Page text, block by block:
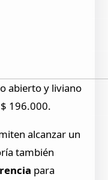
abierto y liviano
196.000.
alcanzar un
también
para